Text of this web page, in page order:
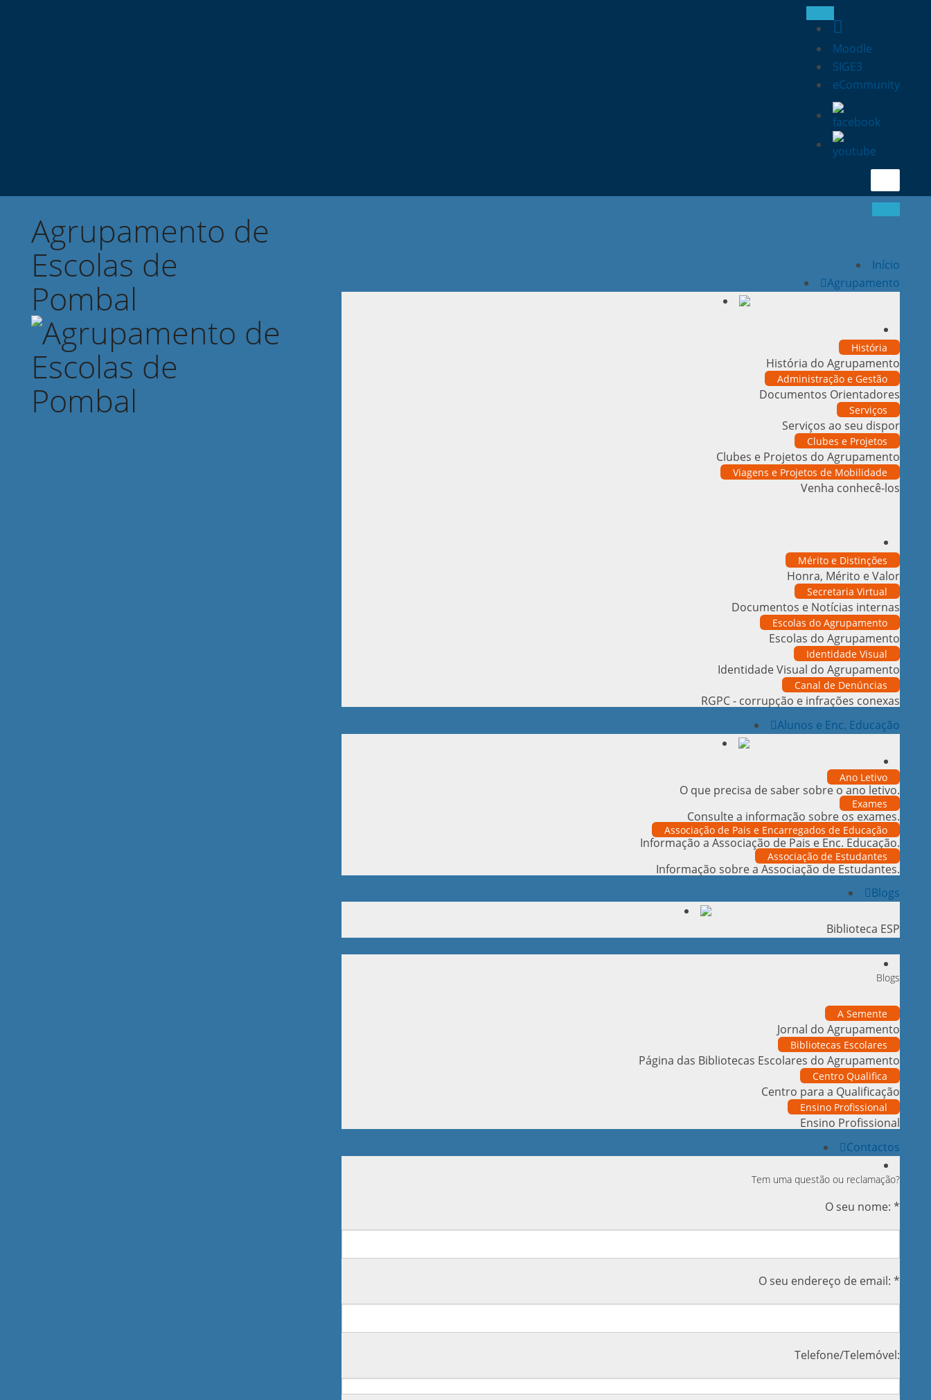
Moodle
SIGE3
eCommunity
for:
Agrupamento de
Escolas de
Pombal
Início
Agrupamento
História
História do Agrupamento
Administração e Gestão
Documentos Orientadores
Serviços
Serviços ao seu dispor
Clubes e Projetos
Clubes e Projetos do Agrupamento
Viagens e Projetos de Mobilidade
Venha conhecê-los
Mérito e Distinções
Honra, Mérito e Valor
Secretaria Virtual
Documentos e Notícias internas
Escolas do Agrupamento
Escolas do Agrupamento
Identidade Visual
Identidade Visual do Agrupamento
Canal de Denúncias
RGPC - corrupção e infrações conexas
Alunos e Enc. Educação
Ano Letivo
O que precisa de saber sobre o ano letivo.
Exames
Consulte a informação sobre os exames.
Associação de Pais e Encarregados de Educação
Informação a Associação de Pais e Enc. Educação.
Associação de Estudantes
Informação sobre a Associação de Estudantes.
Blogs
Biblioteca ESP
Blogs
A Semente
Jornal do Agrupamento
Bibliotecas Escolares
Página das Bibliotecas Escolares do Agrupamento
Centro Qualifica
Centro para a Qualificação
Ensino Profissional
Ensino Profissional
Contactos
Tem uma questão ou reclamação?
O seu nome: *
O seu endereço de email: *
Telefone/Telemóvel: